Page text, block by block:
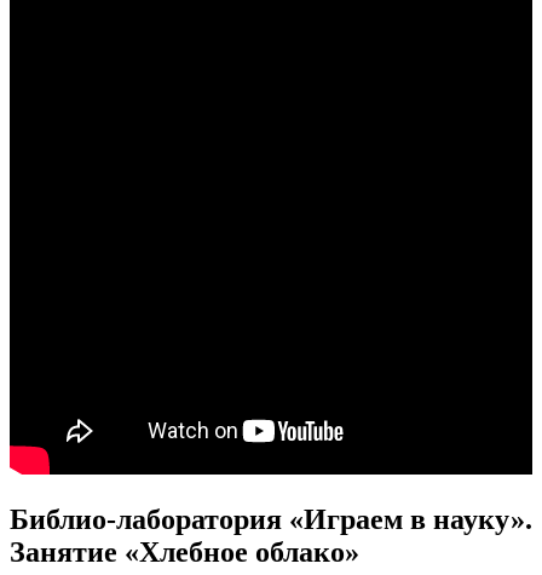
Библио-лаборатория «Играем в науку».
Занятие «Хлебное облако»